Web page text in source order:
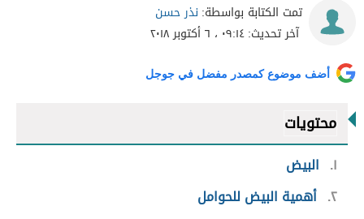
تمت الكتابة بواسطة: نذر حسن
آخر تحديث:٠٩:١٤ ، ٦ أكتوبر ٢٠١٨
أضف موضوع كمصدر مفضل في جوجل
محتويات
١
البيض
٢ أهمية البيض للحوامل